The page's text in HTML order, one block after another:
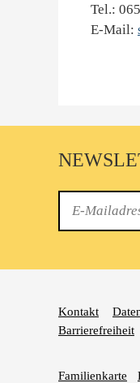
Tel.:
E-Mail:
Mail
Kontakt
Barrierefreiheit
Familienkarte